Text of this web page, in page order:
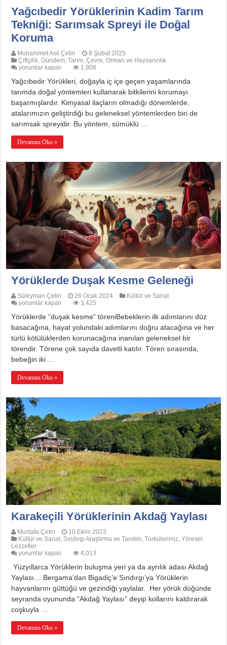
Yağcıbedir Yörüklerinin Kadim Tarım
Tekniği: Sarımsak Spreyi ile Doğal
Koruma
Muhammet Asil Çetin
8 Şubat 2025
Çiftçilik ,Gündem ,Tarım, Çevre, Orman ve Hayvancılık
Yağcıbedir
Kadim
Tarım
Tekniği:
Sarımsak
Spreyi
ile
Doğal
için
yorumlar kapalı 1,908
Yağcıbedir Yörükleri, doğayla iç içe geçen yaşamlarında
tarımda doğal yöntemleri kullanarak bitkilerini korumayı
başarmışlardır. Kimyasal ilaçların olmadığı dönemlerde,
atalarımızın geliştirdiği bu geleneksel yöntemlerden biri de
sarımsak spreyidir. Bu yöntem, sümüklü …
Devamını Oku »
Yörüklerde Duşak Kesme Geleneği
Süleyman Çetin 26 Ocak 2024
Kültür ve Sanat
Yörüklerde
Kesme
Geleneği
için
yorumlar kapalı 3,425
Yörüklerde “duşak kesme” töreniBebeklerin ilk adımlarını düz
basacağına, hayat yolundaki adımlarını doğru atacağına ve her
türlü kötülüklerden korunacağına inanılan geleneksel bir
törendir. Törene çok sayıda davetli katılır. Tören sırasında,
bebeğin iki …
Devamını Oku »
Karakeçili Yörüklerinin Akdağ Yaylası
Mustafa Çetin
10 Ekim 2023
Kültür ve Sanat, Sındırgı Araştırma ve Tanıtım,Türkülerimiz,Yöresel
Lezzetler
Karakeçili
Akdağ
Yaylası
için
yorumlar kapalı 4,013
Yüzyıllarca Yörüklerin buluşma yeri ya da ayrılık adası Akdağ
Yaylası… Bergama’dan Bigadiç’e Sındırgı’ya Yörüklerin
hayvanlarını güttüğü ve gezindiği yaylalar. Her yörük düğünde
seyranda oyununda “Akdağ Yaylası” deyip kollarını kaldırarak
coşkuyla …
Devamını Oku »